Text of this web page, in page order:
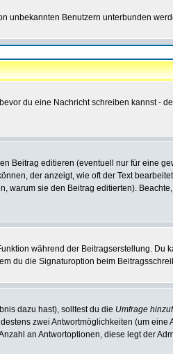
unbekannten Benutzern unterbunden
du eine Nachricht schreiben kannst -
Beitrag editieren (eventuell nur für eine
der anzeigt, wie oft der Text
warum sie den Beitrag editierten).
während der Beitragserstellung. Du
du die Signaturoption beim
dazu hast), solltest du die Umfrage
zwei Antwortmöglichkeiten (um
an Antwortoptionen, diese legt der